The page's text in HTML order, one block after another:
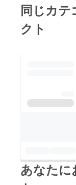
同じカテ
クト
あなたに